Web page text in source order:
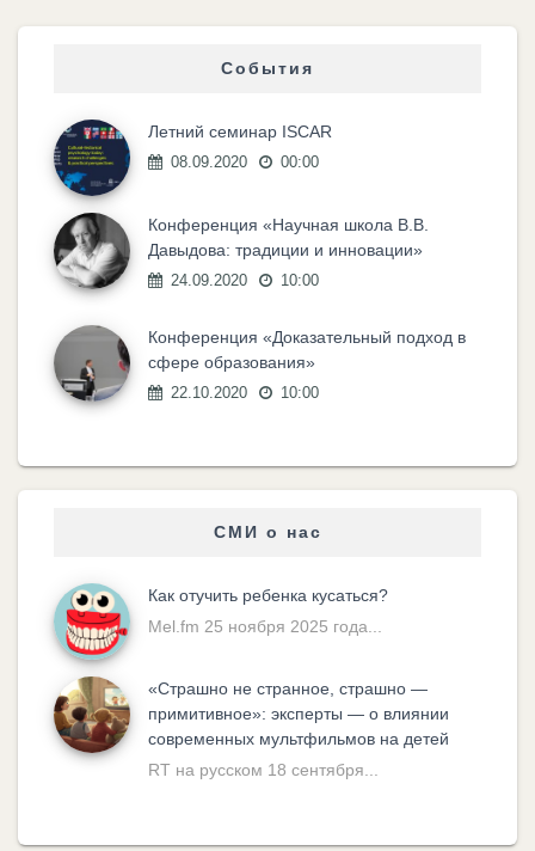
События
Летний семинар ISCAR
08.09.2020 00:00
Конференция «Научная школа В.В.
Давыдова: традиции и инновации»
24.09.2020 10:00
Конференция «Доказательный подход в
сфере образования»
22.10.2020 10:00
СМИ о нас
Как отучить ребенка кусаться?
Mel.fm 25 ноября 2025 года...
«Cтрашно не странное, страшно —
примитивное»: эксперты — о влиянии
современных мультфильмов на детей
RT на русском 18 сентября...